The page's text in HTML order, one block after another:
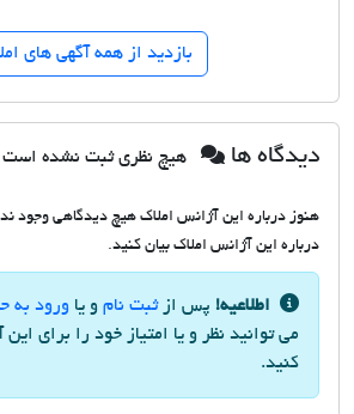
بازدید از همه آگهی های
دیدگاه ها هیچ نظری ثبت نشده است
هنوز درباره این آژانس املاک هیچ دیدگاهی وجود
درباره این آژانس املاک بیان کنید.
اطلاعیه! پس ازثبت نام و یا ورود به
می توانید نظر و یا امتیاز خود را برای
کنید.